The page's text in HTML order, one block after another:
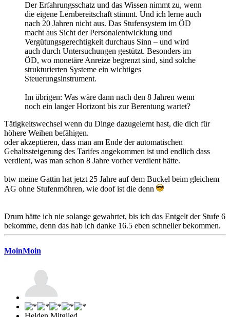
Der Erfahrungsschatz und das Wissen nimmt zu, wenn
die eigene Lernbereitschaft stimmt. Und ich lerne auch
nach 20 Jahren nicht aus. Das Stufensystem im ÖD
macht aus Sicht der Personalentwicklung und
Vergütungsgerechtigkeit durchaus Sinn – und wird
auch durch Untersuchungen gestützt. Besonders im
ÖD, wo monetäre Anreize begrenzt sind, sind solche
strukturierten Systeme ein wichtiges
Steuerungsinstrument.
Im übrigen: Was wäre dann nach den 8 Jahren wenn
noch ein langer Horizont bis zur Berentung wartet?
Tätigkeitswechsel wenn du Dinge dazugelernt hast, die dich für
höhere Weihen befähigen.
oder akzeptieren, dass man am Ende der automatischen
Gehaltssteigerung des Tarifes angekommen ist und endlich dass
verdient, was man schon 8 Jahre vorher verdient hätte.
btw meine Gattin hat jetzt 25 Jahre auf dem Buckel beim gleichem
AG ohne Stufenmöhren, wie doof ist die denn
Drum hätte ich nie solange gewahrtet, bis ich das Entgelt der Stufe 6
bekomme, denn das hab ich danke 16.5 eben schneller bekommen.
MoinMoin